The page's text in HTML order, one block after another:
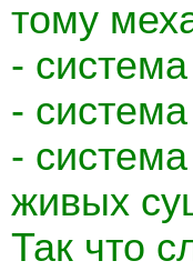
тому
-
-
-
живых
Так что